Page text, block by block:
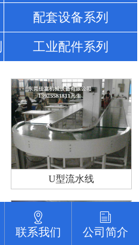
联系我们 公司简介
联系我们 公司简介
联系我们 公司简介
配套设备系列
工业配件系列
U型流水线
联系我们 公司简介
联系我们 公司简介
联系我们 公司简介